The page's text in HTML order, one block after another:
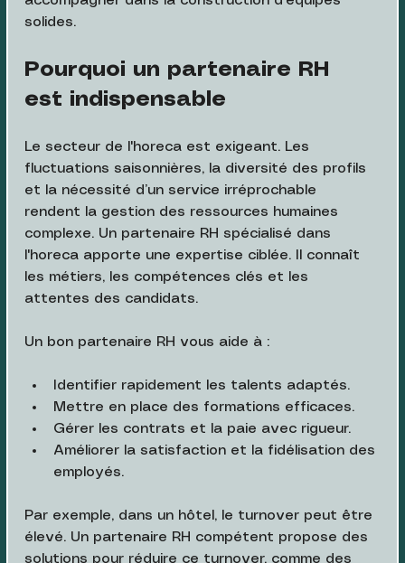
solides.
Pourquoi un partenaire RH
est indispensable
Le secteur de l'horeca est exigeant. Les
fluctuations saisonnières, la diversité des profils
et la nécessité d’un service irréprochable
rendent la gestion des ressources humaines
complexe. Un partenaire RH spécialisé dans
l'horeca apporte une expertise ciblée. Il connaît
les métiers, les compétences clés et les
attentes des candidats.
Un bon partenaire RH vous aide à :
Identifier rapidement les talents adaptés.
Mettre en place des formations efficaces.
Gérer les contrats et la paie avec rigueur.
Améliorer la satisfaction et la fidélisation des
employés.
Par exemple, dans un hôtel, le turnover peut être
élevé. Un partenaire RH compétent propose des
solutions pour réduire ce turnover, comme des